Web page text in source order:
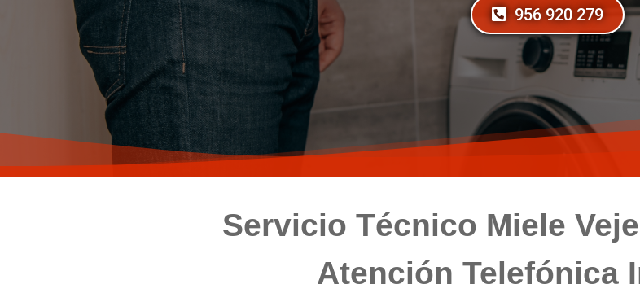
956 920 279
Servicio Técnico Miele
Atención Telefónica